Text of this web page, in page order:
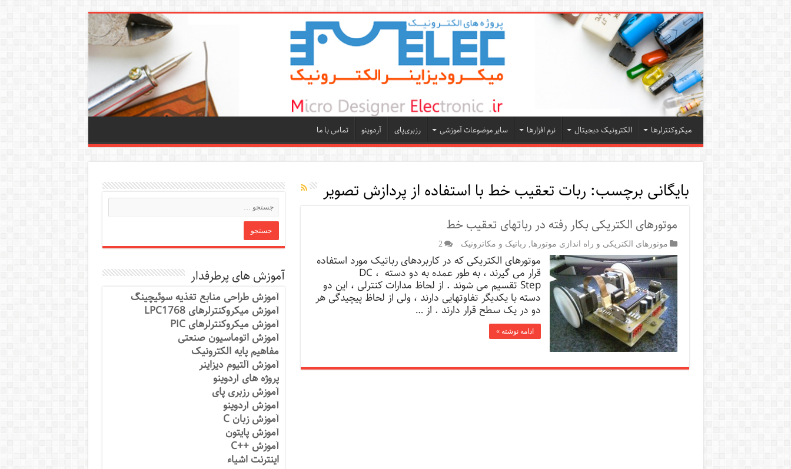
میکروکنترلرها الکترونیک دیجیتال نرم افزارها سایر موضوعات آموزشی رزبری‌پای آردوینو تماس با ما
بایگانی برچسب: ربات تعقیب خط با استفاده از پردازش تصویر
موتورهای الکتریکی بکار رفته در رباتهای تعقیب خط
موتورهای الکتریکی و راه اندازی موتورها رباتیک و مکاترونیک 2
موتورهای الکتریکی که در کاربردهای رباتیک مورد استفاده
قرار می گیرند ، به طور عمده به دو دسته DC ،
Stepتقسیم می شوند . از لحاظ مدارات کنترلی ، این دو
دسته با یکدیگر تفاوتهایی دارند ، ولی از لحاظ پیچیدگی هر
دو در یک سطح قرار دارند . از …
ادامه نوشته »
آموزش های پرطرفدار
آموزش طراحی منابع تغذیه سوئیچینگ
آموزش میکروکنترلرهای LPC1768
آموزش میکروکنترلرهای PIC
آموزش اتوماسیون صنعتی
مفاهیم پایه الکترونیک
آموزش آلتیوم دیزاینر
پروژه های آردوینو
آموزش رزبری پای
آموزش آردوینو
آموزش زبان C
آموزش پایتون
آموزش ++C
اینترنت اشیاء